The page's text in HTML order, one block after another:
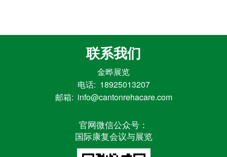
联系我们
金晔展览
电话: 18925013207
邮箱: info@cantonrehacare.com
官网微信公众号：
国际康复会议与展览